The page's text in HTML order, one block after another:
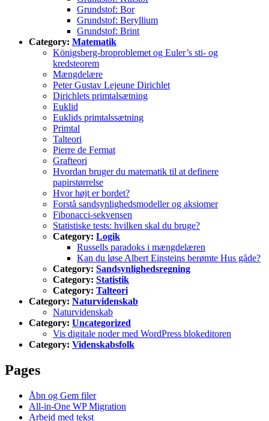
Grundstof: Bor
Grundstof: Beryllium
Grundstof: Brint
Category: Matematik
Königsberg-broproblemet og Euler’s sti- og
kredsteorem
Mængdelære
Peter Gustav Lejeune Dirichlet
Dirichlets primtalsætning
Euklid
Euklids primtalssætning
Primtal
Talteori
Pierre de Fermat
Grafteori
Hvordan bruger du matematik til at definere
papirstørrelse
Hvor højt er bordet?
Forstå sandsynlighedsmodeller og aksiomer
Fibonacci-sekvensen
Statistiske tests: hvilken skal du bruge?
Category: Logik
Russells paradoks i mængdelæren
Kan du løse Albert Einsteins berømte Hus gåde?
Category: Sandsynlighedsregning
Category: Statistik
Category: Talteori
Category: Naturvidenskab
Naturvidenskab
Category: Uncategorized
Vis digitale noder med WordPress blokeditoren
Category: Videnskabsfolk
Pages
Åbn og Gem filer
All-in-One WP Migration
Arbejd med tekst